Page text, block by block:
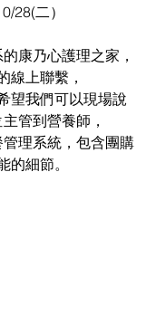
28(二）
康乃心護理之家，
線上聯繫，
望我們可以現場說
管到營養師，
理系統，包含團購
的細節。